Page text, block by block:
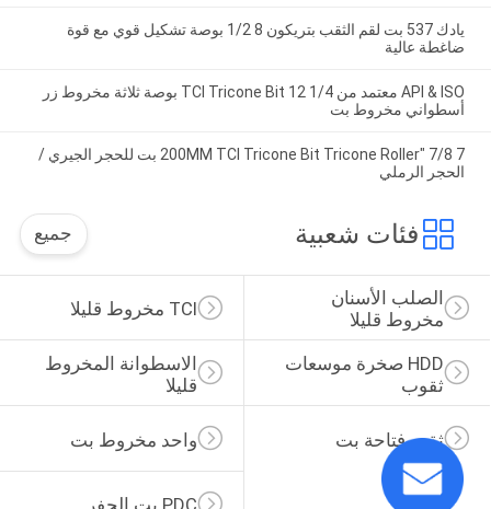
يادك 537 بت لقم الثقب بتريكون 8 1/2 بوصة تشكيل قوي مع قوة
ضاغطة عالية
API & ISO معتمد من TCI Tricone Bit 12 1/4 بوصة ثلاثة مخروط زر
أسطواني مخروط بت
7 7/8 "200MM TCI Tricone Bit Tricone Roller بت للحجر الجيري /
الحجر الرملي
فئات شعبية جميع
TCI مخروط قليلا
الصلب الأسنان
مخروط قليلا
الاسطوانة المخروط
قليلا
HDD صخرة موسعات
ثقوب
واحد مخروط بت ثقب فتاحة بت